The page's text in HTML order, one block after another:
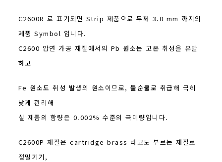
C2600R 로 표기되면 Strip 제품으로 두께 3.0 mm 까지의
제품 Symbol 입니다.
C2600 압연 가공 재질에서의 Pb 원소는 고온 취성을 유발
하고
Fe 원소도 취성 발생의 원소이므로, 불순물로 취급해 극히
낮게 관리해
실 제품의 함량은 0.002% 수준의 극미량입니다.
C2600P 재질은 cartridge brass 라고도 부르는 재질로
정밀기기,